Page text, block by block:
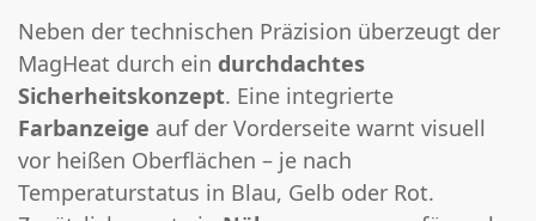
Neben der technischen Präzision überzeugt der
MagHeat durch ein durchdachtes
Sicherheitskonzept. Eine integrierte
Farbanzeige auf der Vorderseite warnt visuell
vor heißen Oberflächen – je nach
Temperaturstatus in Blau, Gelb oder Rot.